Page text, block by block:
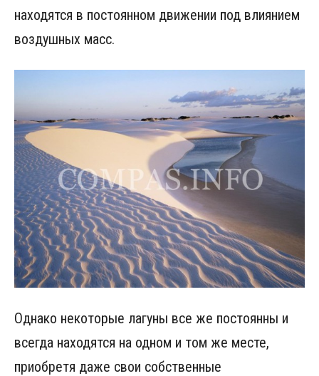
находятся в постоянном движении под влиянием
воздушных масс.
Однако некоторые лагуны все же постоянны и
всегда находятся на одном и том же месте,
приобретя даже свои собственные